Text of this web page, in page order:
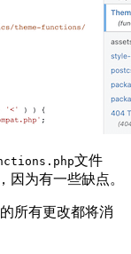
文件
因为有一些缺点。
所有更改都将消